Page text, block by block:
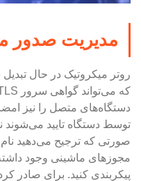
مدیریت صدور
روتر میکروتیک در حال
دستگاه‌های متصل را نیز
توسط دستگاه تایید می‌شوند
صورتی که ترجیح می‌دهید
پیکربندی کنید. برای صادر